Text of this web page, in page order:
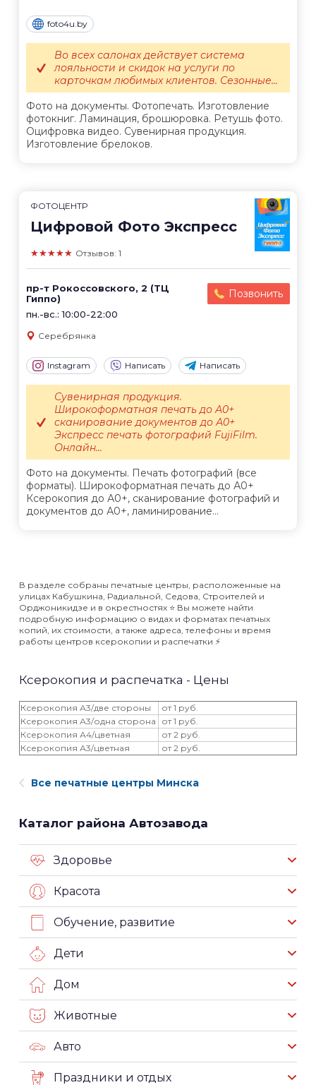
foto4u.by
Фото на документы. Фотопечать. Изготовление
фотокниг. Ламинация, брошюровка. Ретушь фото.
Оцифровка видео. Сувенирная продукция.
Изготовление брелоков.
Во всех салонах действует система
лояльности и скидок на услуги по
карточкам любимых клиентов. Сезонные...
ФОТОЦЕНТР
Цифровой Фото Экспресс
★★★★★ Отзывов: 1
пр-т Рокоссовского, 2 (ТЦ
Гиппо)
пн.-вс.: 10:00-22:00
Позвонить
Серебрянка
Instagram Написать Написать
Фото на документы. Печать фотографий (все
форматы). Широкоформатная печать до А0+
Ксерокопия до А0+, сканирование фотографий и
документов до А0+, ламинирование...
Сувенирная продукция.
Широкоформатная печать до А0+
сканирование документов до А0+
Экспресс печать фотографий FujiFilm.
Онлайн...
В разделе собраны печатные центры, расположенные на
улицах Кабушкина, Радиальной, Седова, Строителей и
Орджоникидзе и в окрестностях ⭐️ Вы можете найти
подробную информацию о видах и форматах печатных
копий, их стоимости, а также адреса, телефоны и время
работы центров ксерокопии и распечатки ⚡️
Ксерокопия и распечатка - Цены
Ксерокопия А3/две стороны
от 1 руб.
Ксерокопия А3/одна сторона
от 1 руб.
Ксерокопия А4/цветная
от 2 руб.
Ксерокопия А3/цветная
от 2 руб.
Все печатные центры Минска
Каталог района Автозавода
Здоровье
Красота
Обучение, развитие
Дети
Дом
Животные
Авто
Праздники и отдых